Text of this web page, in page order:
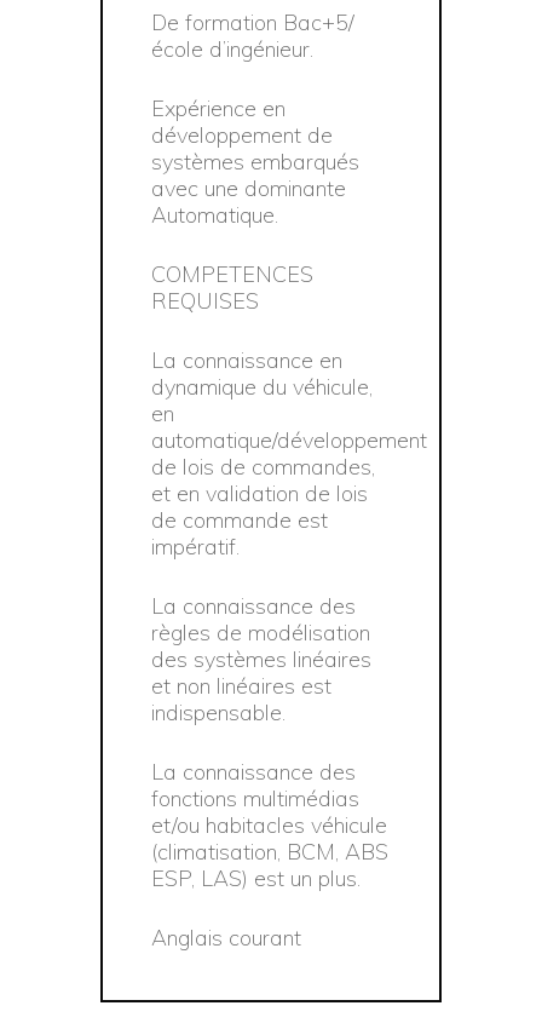
De formation Bac+5/
école d’ingénieur.
Expérience en
développement de
systèmes embarqués
avec une dominante
Automatique.
COMPETENCES
REQUISES
La connaissance en
dynamique du véhicule,
en
automatique/développement
de lois de commandes,
et en validation de lois
de commande est
impératif.
La connaissance des
règles de modélisation
des systèmes linéaires
et non linéaires est
indispensable.
La connaissance des
fonctions multimédias
et/ou habitacles véhicule
(climatisation, BCM, ABS
ESP, LAS) est un plus.
Anglais courant